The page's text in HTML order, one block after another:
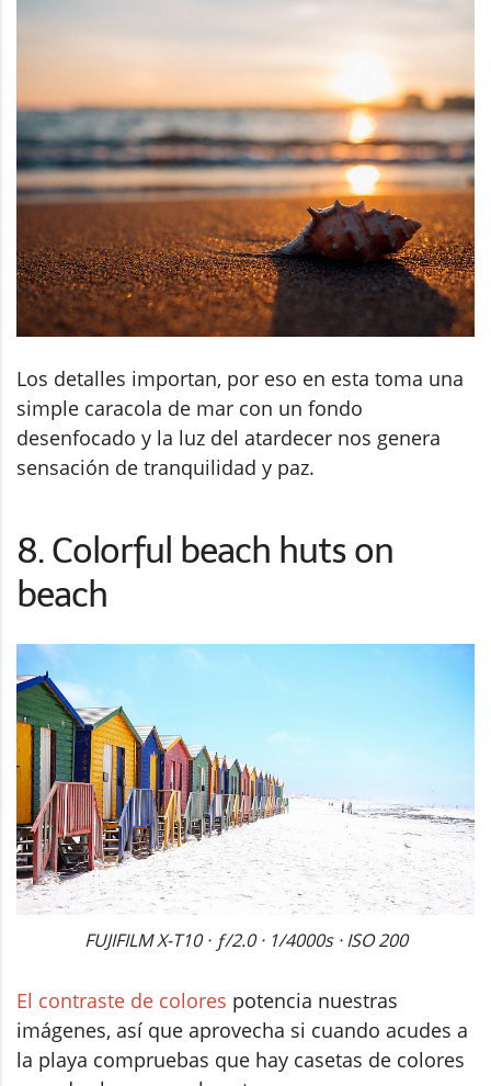
Los detalles importan, por eso en esta toma una
simple caracola de mar con un fondo
desenfocado y la luz del atardecer nos genera
sensación de tranquilidad y paz.
8. Colorful beach huts on
beach
FUJIFILM X-T10 · ƒ/2.0 · 1/4000s · ISO 200
El contraste de colores potencia nuestras
imágenes, así que aprovecha si cuando acudes a
la playa compruebas que hay casetas de colores